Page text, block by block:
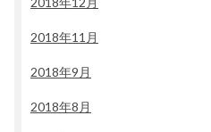
2018年11月
2018年9月
2018年8月